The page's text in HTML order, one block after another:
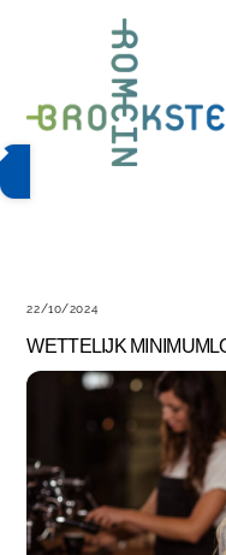
22/10/2024
WETTELIJK